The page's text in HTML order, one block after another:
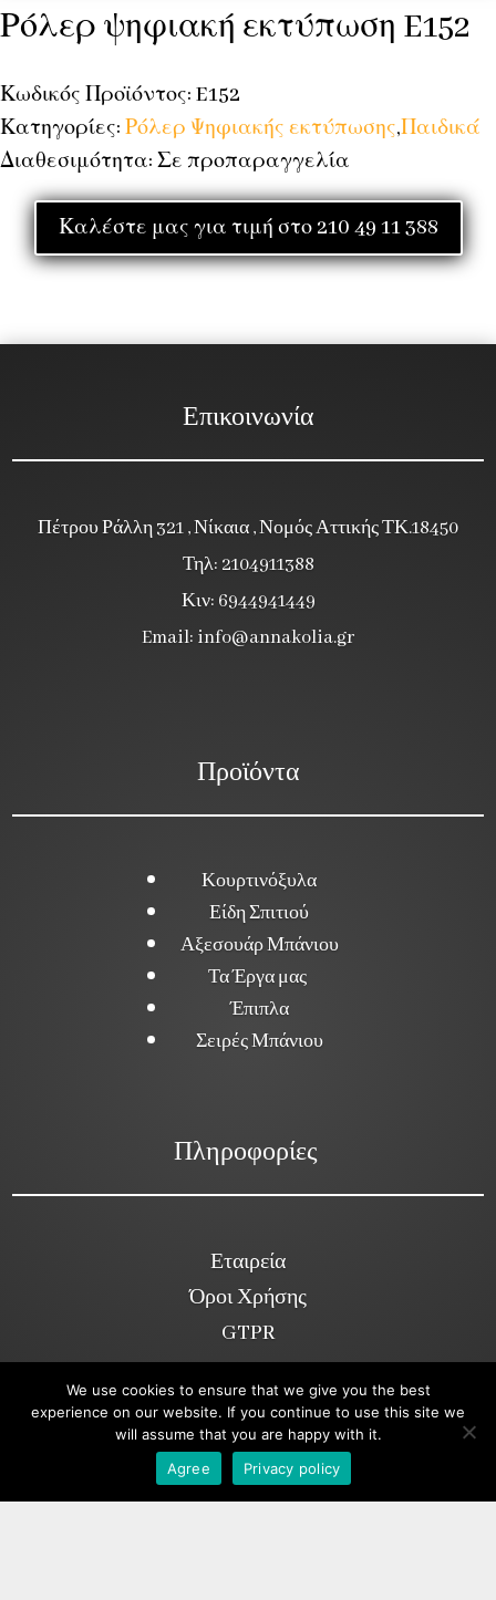
Ρόλερ ψηφιακή εκτύπωση E152
Κωδικός Προϊόντος: E152
Κατηγορίες: Ρόλερ Ψηφιακής εκτύπωσης,Παιδικά
Διαθεσιμότητα: Σε προπαραγγελία
Καλέστε μας για τιμή στο 210 49 11 388
Επικοινωνία
Πέτρου Ράλλη 321 , Νίκαια , Νομός Αττικής ΤΚ.18450
Τηλ: 2104911388
Κιν: 6944941449
Email: info@annakolia.gr
Προϊόντα
Κουρτινόξυλα
Είδη Σπιτιού
Αξεσουάρ Μπάνιου
Τα Έργα μας
Έπιπλα
Σειρές Μπάνιου
Πληροφορίες
Εταιρεία
Όροι Χρήσης
GTPR
Κοινωνικά Δίκτυα
We use cookies to ensure that we give you the best
experience on our website. If you continue to use this site we
will assume that you are happy with it.
Agree
Privacy policy
Viber